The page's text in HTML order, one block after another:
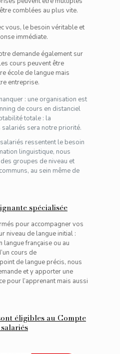
comblées au plus vite.
vous, le besoin véritable et
immédiate.
demande également sur
cours peuvent être
école de langue mais
entreprise.
: une organisation est
de cours en distanciel
totale : la
sera notre priorité.
ressentent le besoin
linguistique, nous
groupes de niveau et
au sein même de
spécialisée
pour accompagner vos
niveau de langue initial :
langue française ou au
cours de
de langue précis, nous
et y apporter une
pour l’apprenant mais aussi
éligibles au Compte